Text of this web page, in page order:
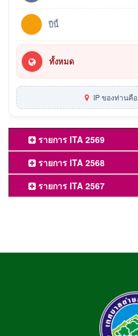
ปีนี้
ทั้งหมด
IP ของท่านคือ
รายการ ITA 2569
รายการ ITA 2568
รายการ ITA 2567